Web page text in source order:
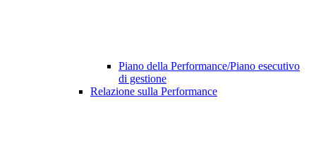
Piano della Performance/Piano esecutivo
di gestione
Relazione sulla Performance